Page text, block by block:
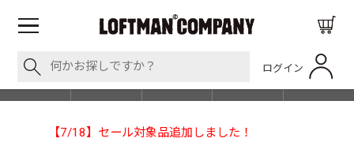
ログイン
SHOP LIST
【NEEDLESの別注】50周年 H.D. Track Pant